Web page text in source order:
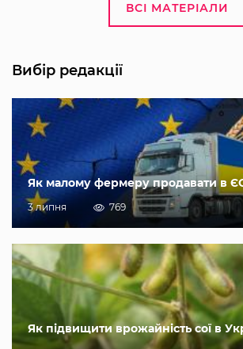
ВСІ МАТЕРІАЛИ
Вибір редакції
Як малому фермеру продавати в
3 липня 769
Як підвищити врожайність сої в